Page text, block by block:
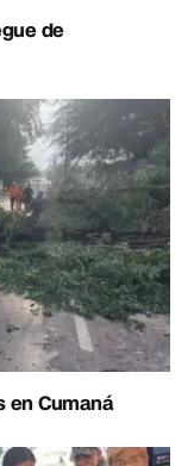
de
en Cumaná